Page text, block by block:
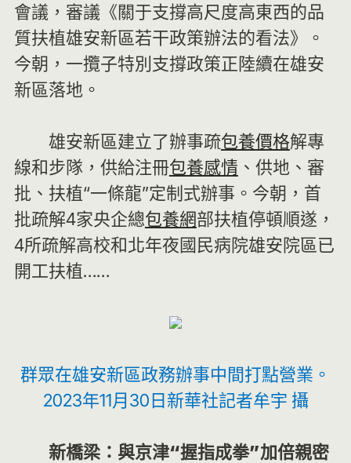
會議，審議《關于支撐高尺度高東西的品
質扶植雄安新區若干政策辦法的看法》。
今朝，一攬子特別支撐政策正陸續在雄安
新區落地。
雄安新區建立了辦事疏包養價格解專
線和步隊，供給注冊包養感情 、供地、審
批、扶植“一條龍”定制式辦事。今朝，首
批疏解4家央企總包養網部扶植停頓順遂，
4所疏解高校和北年夜國民病院雄安院區已
開工扶植……
群眾在雄安新區政務辦事中間打點營業。
2023年11月30日新華社記者牟宇 攝
新橋梁：與京津“握指成拳”加倍親密